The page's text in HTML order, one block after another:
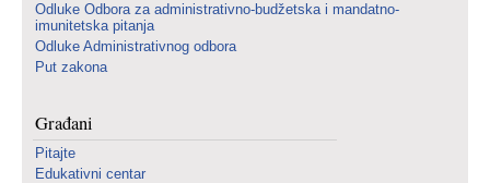
Odluke Odbora za administrativno-budžetska i mandatno-
imunitetska pitanja
Odluke Administrativnog odbora
Put zakona
Građani
Pitajte
Edukativni centar